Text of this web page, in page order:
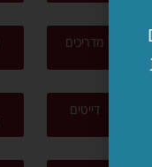
מדריכים
דייטים